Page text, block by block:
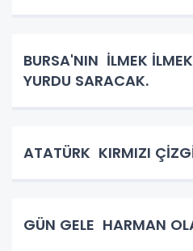
BURSA'NIN İLMEK
YURDU SARACAK.
ATATÜRK KIRMIZI
GÜN GELE HARMAN